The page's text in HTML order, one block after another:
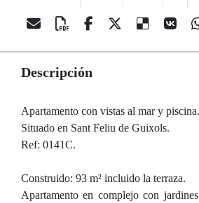
Descripción
Apartamento con vistas al mar y piscina.
Situado en Sant Feliu de Guixols.
Ref: 0141C.
Construido: 93 m² incluido la terraza.
Apartamento en complejo con